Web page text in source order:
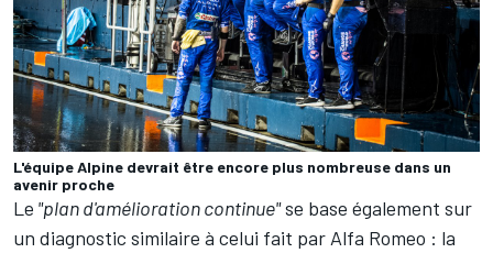
L'équipe Alpine devrait être encore plus nombreuse dans un
avenir proche
Le "plan d'amélioration continue"se base également sur
un diagnostic similaire à celui fait par Alfa Romeo : la